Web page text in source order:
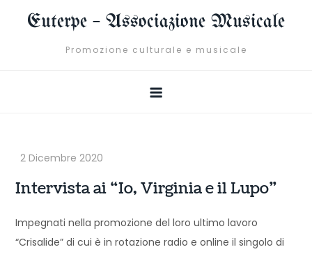
Euterpe – Associazione Musicale
Promozione culturale e musicale
Intervista ai “Io, Virginia e il Lupo”
Impegnati nella promozione del loro ultimo lavoro
“Crisalide” di cui è in rotazione radio e online il singolo di